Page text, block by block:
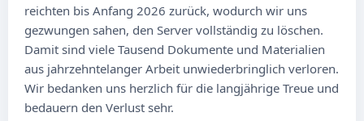
reichten bis Anfang 2026 zurück, wodurch wir uns
gezwungen sahen, den Server vollständig zu löschen.
Damit sind viele Tausend Dokumente und Materialien
aus jahrzehntelanger Arbeit unwiederbringlich verloren.
Wir bedanken uns herzlich für die langjährige Treue und
bedauern den Verlust sehr.